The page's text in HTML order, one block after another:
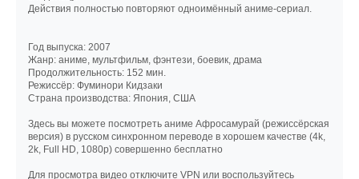
Действия полностью повторяют одноимённый аниме-сериал.
Год выпуска: 2007
Жанр: аниме, мультфильм, фэнтези, боевик, драма
Продолжительность: 152 мин.
Режиссёр: Фуминори Кидзаки
Страна производства: Япония, США
Здесь вы можете посмотреть аниме Афросамурай (режиссёрская
версия) в русском синхронном переводе в хорошем качестве (4k,
2k, Full HD, 1080p) совершенно бесплатно
Для просмотра видео отключите VPN или воспользуйтесь